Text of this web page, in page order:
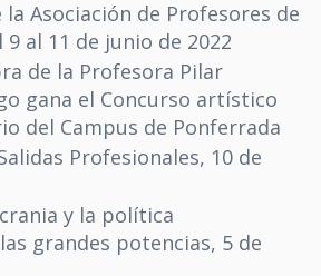
la Asociación de Profesores de
9 al 11 de junio de 2022
de la Profesora Pilar
gana el Concurso artístico
del Campus de Ponferrada
Profesionales, 10 de
y la política
grandes potencias, 5 de